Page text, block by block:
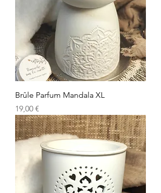
Brûle Parfum Mandala XL
Prix
19,00 €